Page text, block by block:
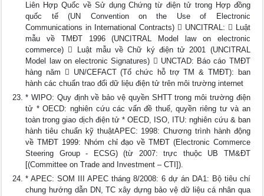
Liên Hợp Quốc về Sử dụng Chứng từ điện tử trong Hợp đồng
quốc tế (UN Convention on the Use of Electronic
Communications in International Contracts)  UNCITRAL:  Luật
mẫu về TMĐT 1996 (UNCITRAL Model law on electronic
commerce)  Luật mẫu về Chữ ký điện tử 2001 (UNCITRAL
Model law on electronic Signatures)  UNCTAD: Báo cáo TMĐT
hàng năm  UN/CEFACT (Tổ chức hỗ trợ TM & TMĐT): ban
hành các chuẩn trao đổi dữ liệu điện tử trên môi trường internet
* WIPO: Quy định về bảo vệ quyền SHTT trong môi trường điện
tử * OECD: nghiên cứu các vấn đề thuế, quyền riêng tư và an
toàn trong giao dịch điện tử * OECD, ISO, ITU: nghiên cứu & ban
hành tiêu chuẩn kỹ thuậtAPEC: 1998: Chương trình hành động
về TMĐT 1999: Nhóm chỉ đạo về TMĐT (Electronic Commerce
Steering Group - ECSG) (từ 2007: trực thuộc UB TM&ĐT
[(Committee on Trade and Investment – CTI]).
* APEC: SOM III APEC tháng 8/2008: 6 dự án DA1: Bộ tiêu chí
chung hướng dẫn DN, TC xây dựng bảo vệ dữ liệu cá nhân qua